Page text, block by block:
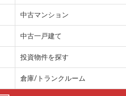
中古マンション
中古一戸建て
投資物件を探す
倉庫/トランクルーム